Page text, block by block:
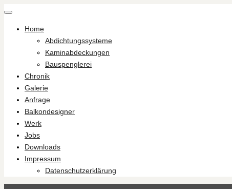
Home
Abdichtungssysteme
Kaminabdeckungen
Bauspenglerei
Chronik
Galerie
Anfrage
Balkondesigner
Werk
Jobs
Downloads
Impressum
Datenschutzerklärung